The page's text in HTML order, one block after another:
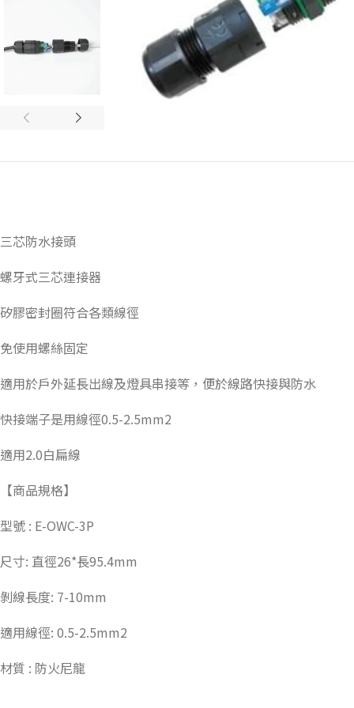
三芯防水接頭
螺牙式三芯連接器
矽膠密封圈符合各類線徑
免使用螺絲固定
適用於戶外延長出線及燈具串接等，便於線路快接與防水
快接端子是用線徑0.5-2.5mm2
適用2.0白扁線
【商品規格】
型號 : E-OWC-3P
尺寸: 直徑26*長95.4mm
剝線長度: 7-10mm
適用線徑: 0.5-2.5mm2
材質 : 防火尼龍